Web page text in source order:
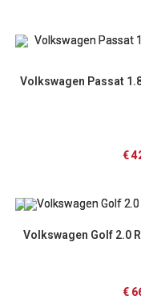
Volkswagen Passat
€
Volkswagen Golf 2.0
€